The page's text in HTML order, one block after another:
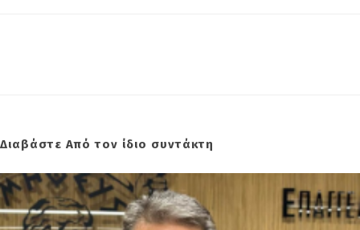
Διαβάστε Από τον ίδιο συντάκτη